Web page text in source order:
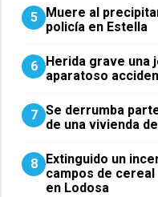
5 Muere al
policía en Estella
6 Herida grave una
aparatoso
7 Se derrumba
de una vivienda
8 Extinguido un
campos de cereal
en Lodosa